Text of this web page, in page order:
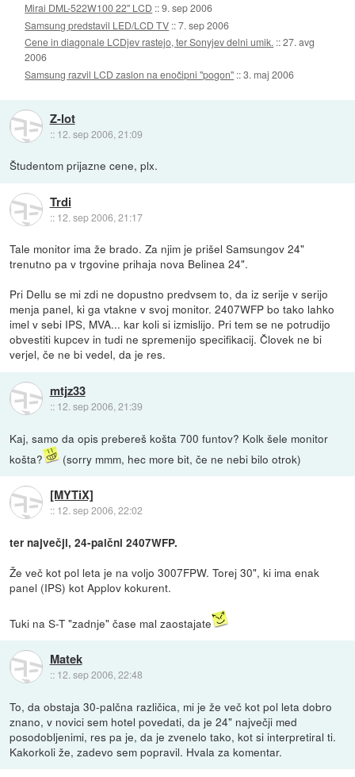
Mirai DML-522W100 22" LCD ::9. sep 2006
Samsung predstavil LED/LCD TV ::7. sep 2006
Cene in diagonale LCDjev rastejo, ter Sonyjev delni umik. ::27. avg
2006
Samsung razvil LCD zaslon na enočipni "pogon" ::3. maj 2006
Z-lot
:: 12. sep 2006, 21:09
Študentom prijazne cene, plx.
Trdi
:: 12. sep 2006, 21:17
Tale monitor ima že brado. Za njim je prišel Samsungov 24"
trenutno pa v trgovine prihaja nova Belinea 24".
Pri Dellu se mi zdi ne dopustno predvsem to, da iz serije v serijo
menja panel, ki ga vtakne v svoj monitor. 2407WFP bo tako lahko
imel v sebi IPS, MVA... kar koli si izmislijo. Pri tem se ne potrudijo
obvestiti kupcev in tudi ne spremenijo specifikacij. Človek ne bi
verjel, če ne bi vedel, da je res.
mtjz33
:: 12. sep 2006, 21:39
Kaj, samo da opis prebereš košta 700 funtov? Kolk šele monitor
košta?
(sorry mmm, hec more bit, če ne nebi bilo otrok)
[MYTiX]
:: 12. sep 2006, 22:02
ter največji, 24-palčni 2407WFP.
Že več kot pol leta je na voljo 3007FPW. Torej 30", ki ima enak
panel (IPS) kot Applov kokurent.
Tuki na S-T "zadnje" čase mal zaostajate
Matek
:: 12. sep 2006, 22:48
To, da obstaja 30-palčna različica, mi je že več kot pol leta dobro
znano, v novici sem hotel povedati, da je 24" največji med
posodobljenimi, res pa je, da je zvenelo tako, kot si interpretiral ti.
Kakorkoli že, zadevo sem popravil. Hvala za komentar.